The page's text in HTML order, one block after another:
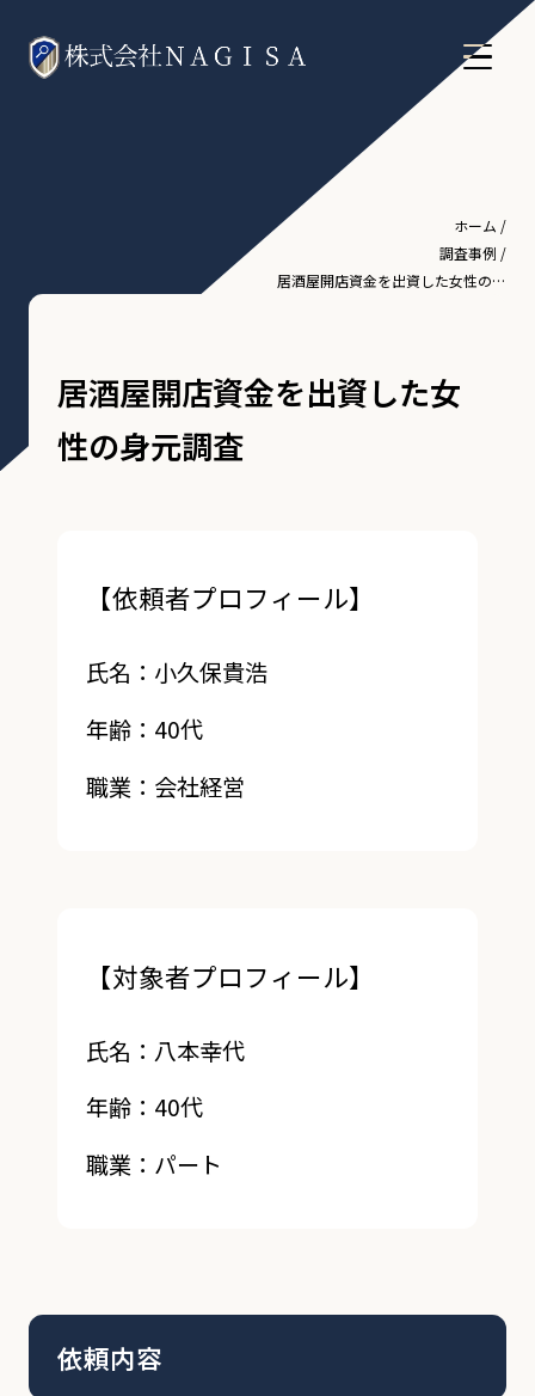
ホーム /
調査事例 /
居酒屋開店資金を出資した女性の身
居酒屋開店資金を出資した女
性の身元調査
【依頼者プロフィール】
氏名：小久保貴浩
年齢：40代
職業：会社経営
【対象者プロフィール】
氏名：八本幸代
年齢：40代
職業：パート
依頼内容